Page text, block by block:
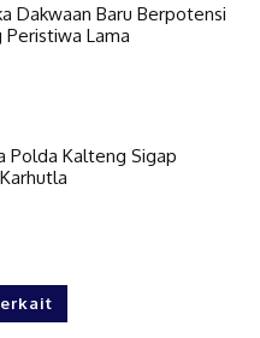
Dakwaan Baru Berpotensi
Lama
Polda Kalteng Sigap